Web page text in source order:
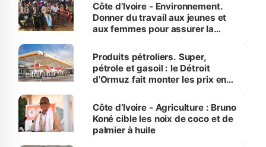
Côte d’Ivoire - Environnement.
Donner du travail aux jeunes et
aux femmes pour assurer la
menacées
Produits pétroliers. Super,
pétrole et gasoil : le Détroit
d’Ormuz fait monter les prix en
Côte d’Ivoire - Agriculture : Bruno
Koné cible les noix de coco et de
palmier à huile